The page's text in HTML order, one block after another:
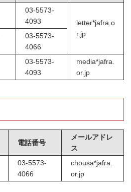
03-5573-
4093
letter*jafra.o
r.jp
03-5573-
4066
03-5573-
4093
media*jafra.
or.jp
電話番号
メールアドレ
ス
03-5573-
4066
chousa*jafra.
or.jp